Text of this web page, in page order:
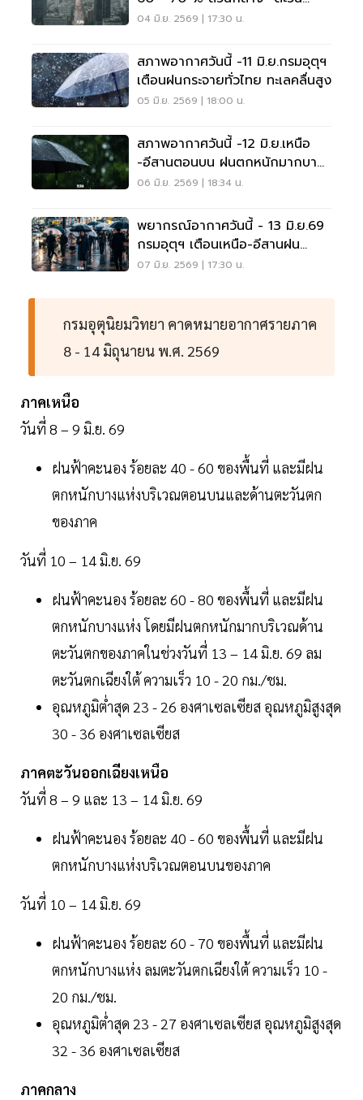
ออก-ใต้ ฝนตกหนักบางแห่ง
04 มิ.ย. 2569 | 17:30 น.
สภาพอากาศวันนี้ -11 มิ.ย.กรมอุตุฯ
เตือนฝนกระจายทั่วไทย ทะเลคลื่นสูง
05 มิ.ย. 2569 | 18:00 น.
สภาพอากาศวันนี้ -12 มิ.ย.เหนือ
-อีสานตอนบน ฝนตกหนักมากบาง
แห่ง-ทะเลคลื่นสูง
06 มิ.ย. 2569 | 18:34 น.
พยากรณ์อากาศวันนี้ - 13 มิ.ย.69
กรมอุตุฯ เตือนเหนือ-อีสานฝน
ตกหนักมาก
07 มิ.ย. 2569 | 17:30 น.
กรมอุตุนิยมวิทยา คาดหมายอากาศรายภาค
8 - 14 มิถุนายน พ.ศ. 2569
ภาคเหนือ
วันที่ 8 – 9 มิ.ย. 69
ฝนฟ้าคะนอง ร้อยละ 40 - 60 ของพื้นที่ และมีฝน
ตกหนักบางแห่งบริเวณตอนบนและด้านตะวันตก
ของภาค
วันที่ 10 – 14 มิ.ย. 69
ฝนฟ้าคะนอง ร้อยละ 60 - 80 ของพื้นที่ และมีฝน
ตกหนักบางแห่ง โดยมีฝนตกหนักมากบริเวณด้าน
ตะวันตกของภาคในช่วงวันที่ 13 – 14 มิ.ย. 69 ลม
ตะวันตกเฉียงใต้ ความเร็ว 10 - 20 กม./ชม.
อุณหภูมิต่ำสุด 23 - 26 องศาเซลเซียส อุณหภูมิสูงสุด
30 - 36 องศาเซลเซียส
ภาคตะวันออกเฉียงเหนือ
วันที่ 8 – 9 และ 13 – 14 มิ.ย. 69
ฝนฟ้าคะนอง ร้อยละ 40 - 60 ของพื้นที่ และมีฝน
ตกหนักบางแห่งบริเวณตอนบนของภาค
วันที่ 10 – 14 มิ.ย. 69
ฝนฟ้าคะนอง ร้อยละ 60 - 70 ของพื้นที่ และมีฝน
ตกหนักบางแห่ง ลมตะวันตกเฉียงใต้ ความเร็ว 10 -
20 กม./ชม.
อุณหภูมิต่ำสุด 23 - 27 องศาเซลเซียส อุณหภูมิสูงสุด
32 - 36 องศาเซลเซียส
ภาคกลาง